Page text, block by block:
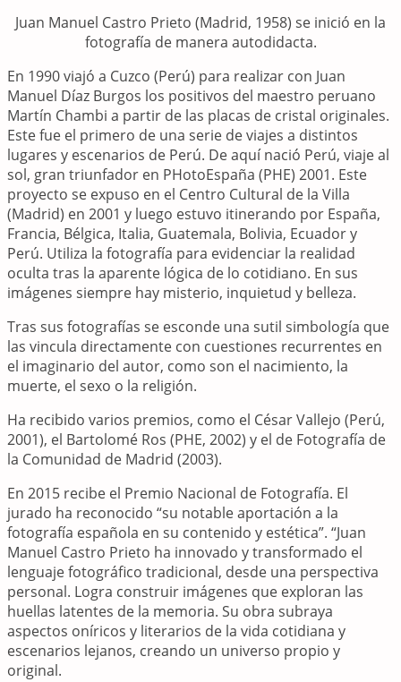
Juan Manuel Castro Prieto (Madrid, 1958) se inició en la
fotografía de manera autodidacta.
En 1990 viajó a Cuzco (Perú) para realizar con Juan
Manuel Díaz Burgos los positivos del maestro peruano
Martín Chambi a partir de las placas de cristal originales.
Este fue el primero de una serie de viajes a distintos
lugares y escenarios de Perú. De aquí nació Perú, viaje al
sol, gran triunfador en PHotoEspaña (PHE) 2001. Este
proyecto se expuso en el Centro Cultural de la Villa
(Madrid) en 2001 y luego estuvo itinerando por España,
Francia, Bélgica, Italia, Guatemala, Bolivia, Ecuador y
Perú. Utiliza la fotografía para evidenciar la realidad
oculta tras la aparente lógica de lo cotidiano. En sus
imágenes siempre hay misterio, inquietud y belleza.
Tras sus fotografías se esconde una sutil simbología que
las vincula directamente con cuestiones recurrentes en
el imaginario del autor, como son el nacimiento, la
muerte, el sexo o la religión.
Ha recibido varios premios, como el César Vallejo (Perú,
2001), el Bartolomé Ros (PHE, 2002) y el de Fotografía de
la Comunidad de Madrid (2003).
En 2015 recibe el Premio Nacional de Fotografía. El
jurado ha reconocido “su notable aportación a la
fotografía española en su contenido y estética”. “Juan
Manuel Castro Prieto ha innovado y transformado el
lenguaje fotográfico tradicional, desde una perspectiva
personal. Logra construir imágenes que exploran las
huellas latentes de la memoria. Su obra subraya
aspectos oníricos y literarios de la vida cotidiana y
escenarios lejanos, creando un universo propio y
original.